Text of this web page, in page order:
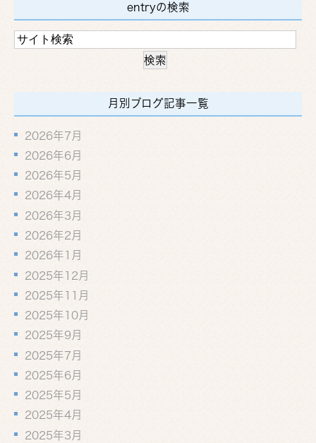
entryの検索
月別ブログ記事一覧
2026年7月
2026年6月
2026年5月
2026年4月
2026年3月
2026年2月
2026年1月
2025年12月
2025年11月
2025年10月
2025年9月
2025年7月
2025年6月
2025年5月
2025年4月
2025年3月